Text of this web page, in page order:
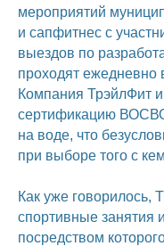
мероприятий
и сапфитнес с
выездов по
проходят ежедневно
Компания ТрэйлФит
сертификацию
на воде, что
при выборе того с
Как уже говорилось,
спортивные занятия
посредством